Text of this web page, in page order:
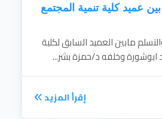
عميد كلية تنمية المجتمع
مابين العميد السابق لكلية
ابوشورة وخلفه د/حمزة بشر...
إقرأ المزيد